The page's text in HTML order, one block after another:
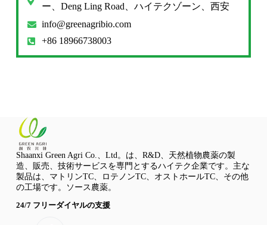
ー、Deng Ling Road、ハイテクゾーン、西安
info@greenagribio.com
+86 18966738003
Shaanxi Green Agri Co.、Ltd。は、R&D、天然植物農薬の製
造、販売、技術サービスを専門とするハイテク企業です。主な
製品は、マトリンTC、ロテノンTC、オストホールTC、その他
の工場です。ソース農薬。
24/7 フリーダイヤルの支援